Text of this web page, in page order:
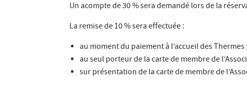
Un acompte de 30 % sera demandé lors de la
La remise de 10 % sera effectuée :
au moment du paiement à l’accueil des Thermes ;
au seul porteur de la carte de membre de
sur présentation de la carte de membre de